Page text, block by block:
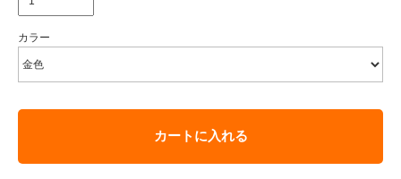
カラー
カートに入れる